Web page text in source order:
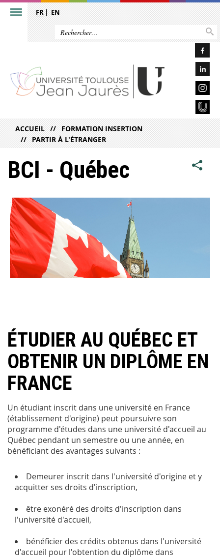
FR EN
ACCUEIL
FORMATION INSERTION
PARTIR À L'ÉTRANGER
BCI - Québec
ÉTUDIER AU QUÉBEC ET
OBTENIR UN DIPLÔME EN
FRANCE
Un étudiant inscrit dans une université en France
(établissement d'origine) peut poursuivre son
programme d'études dans une université d'accueil au
Québec pendant un semestre ou une année, en
bénéficiant des avantages suivants :
Demeurer inscrit dans l'université d'origine et y
acquitter ses droits d'inscription,
être exonéré des droits d'inscription dans
l'université d'accueil,
bénéficier des crédits obtenus dans l'université
d'accueil pour l'obtention du diplôme dans